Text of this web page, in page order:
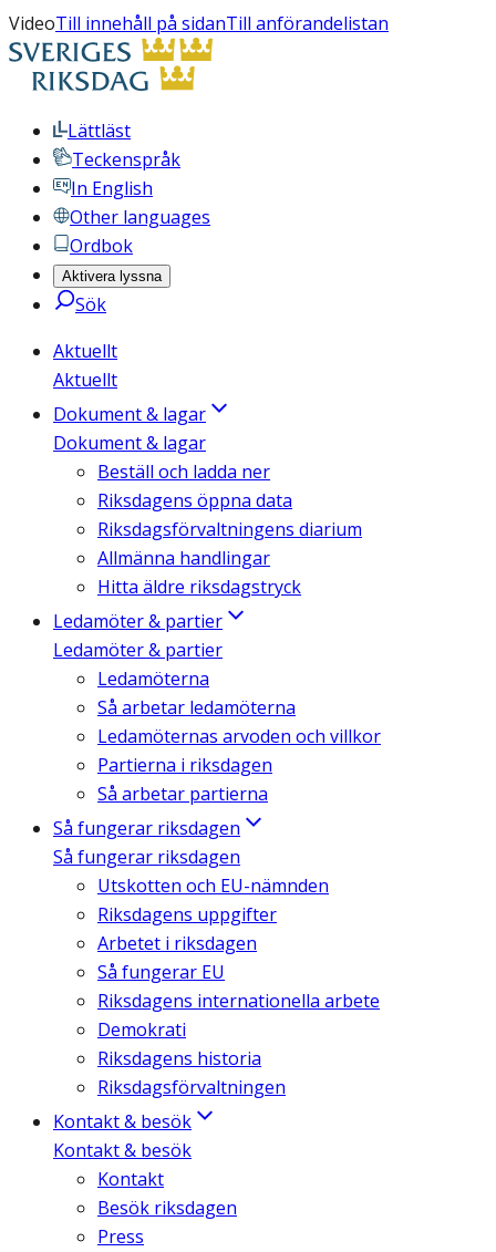
VideoTill innehåll på sidanTill anförandelistan
Lättläst
Teckenspråk
In English
Other languages
Ordbok
Aktivera lyssna
Sök
Aktuellt
Aktuellt
Dokument & lagar
Dokument & lagar
Beställ och ladda ner
Riksdagens öppna data
Riksdagsförvaltningens diarium
Allmänna handlingar
Hitta äldre riksdagstryck
Ledamöter & partier
Ledamöter & partier
Ledamöterna
Så arbetar ledamöterna
Ledamöternas arvoden och villkor
Partierna i riksdagen
Så arbetar partierna
Så fungerar riksdagen
Så fungerar riksdagen
Utskotten och EU-nämnden
Riksdagens uppgifter
Arbetet i riksdagen
Så fungerar EU
Riksdagens internationella arbete
Demokrati
Riksdagens historia
Riksdagsförvaltningen
Kontakt & besök
Kontakt & besök
Kontakt
Besök riksdagen
Press